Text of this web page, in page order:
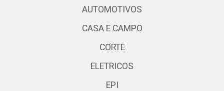
AUTOMOTIVOS
CASA E CAMPO
CORTE
ELETRICOS
EPI